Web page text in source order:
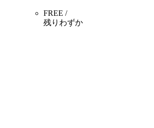
FREE /
残りわずか